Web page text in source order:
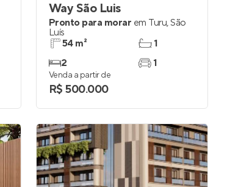
Way São Luis
Pronto para morar em Turu,São
Luís
54 m²
2
1
1
Venda a partir de
R$ 500.000